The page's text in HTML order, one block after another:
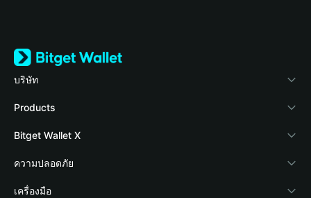
บริษัท
เกี่ยวกับ Bitget Wallet
Blog
Academy
ข่าวสารด้านคริปโต
Products
Crypto Card
Stablecoin Earn
Payfi Crypto
Bitget Wallet X
นักพัฒนา
เชื่อมต่อ Wallet
ความปลอดภัย
Protection Fund
เครื่องมือ